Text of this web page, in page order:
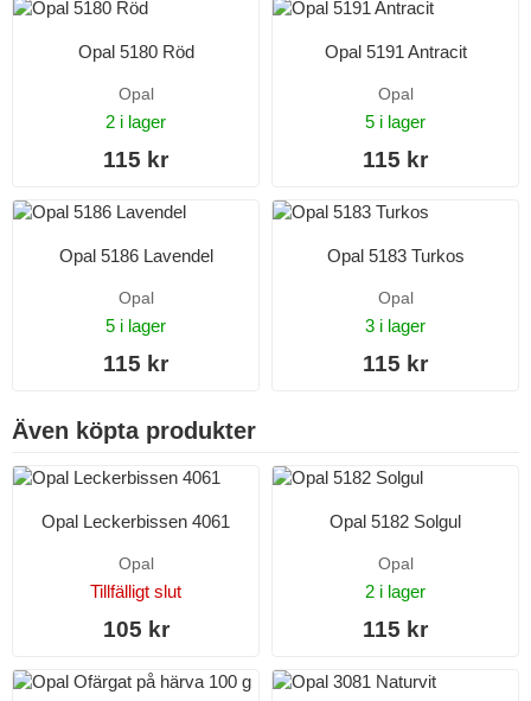
Opal 5180 Röd
Opal
2 i lager
115 kr
Opal 5191 Antracit
Opal
5 i lager
115 kr
Opal 5186 Lavendel
Opal
5 i lager
115 kr
Opal 5183 Turkos
Opal
3 i lager
115 kr
Även köpta produkter
Opal Leckerbissen 4061
Opal
Tillfälligt slut
105 kr
Opal 5182 Solgul
Opal
2 i lager
115 kr